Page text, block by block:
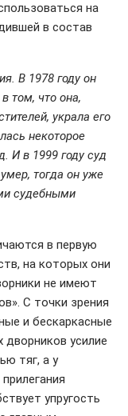
на
в состав
В 1978 году он
том, что она,
украла его
некоторое
И в 1999 году суд
тогда он уже
судебными
в первую
на которых они
не имеют
С точки зрения
и бескаркасные
дворников усилие
тяг, а у
упругость